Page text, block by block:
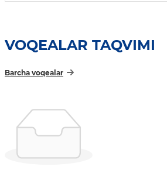
VOQEALAR TAQVIMI
Barcha voqealar